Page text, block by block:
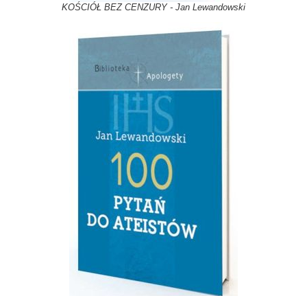
KOŚCIÓŁ BEZ CENZURY - Jan Lewandowski